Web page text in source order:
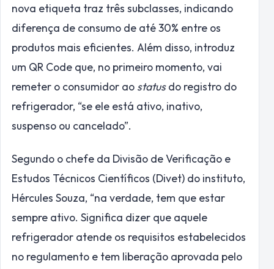
nova etiqueta traz três subclasses, indicando
diferença de consumo de até 30% entre os
produtos mais eficientes. Além disso, introduz
um QR Code que, no primeiro momento, vai
remeter o consumidor ao statusdo registro do
refrigerador, “se ele está ativo, inativo,
suspenso ou cancelado”.
Segundo o chefe da Divisão de Verificação e
Estudos Técnicos Científicos (Divet) do instituto,
Hércules Souza, “na verdade, tem que estar
sempre ativo. Significa dizer que aquele
refrigerador atende os requisitos estabelecidos
no regulamento e tem liberação aprovada pelo